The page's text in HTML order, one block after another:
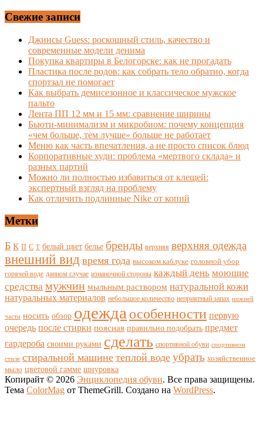
Свежие записи
Джинсы Guess: роскошный стиль, качество и
современные модели денима
Покупка квартиры в Белогорске: как не прогадать
Пластика после родов: как собрать тело обратно, когда
спортзал не помогает
Как выбрать демисезонное и классическое мужское
пальто
Лента ПП 12 мм и 15 мм: сравнение ширины
Бьюти-минимализм и микробиом: почему концепция
«чем больше, тем лучше» больше не работает
Меню как часть впечатления, а не просто список блюд
Корпоративные худи: проблема «мертвого склада» и
разных партий
Можно ли полностью избавиться от клещей:
экспертный взгляд на проблему
Как отличить подлинные Nike от копий
Метки
Б К П С Т белый цвет белье бренды верхняя верхняя одежда
внешний вид время года высоком каблуке головной убор
горячей воде данном случае изнаночной стороны каждый день моющие
средства мужчин мыльным раствором натуральной кожи
натуральных материалов небольшое количество неприятный запах нижней
части носить обзор одежда особенности первую
очередь после стирки поясная правильно подобрать предмет
гардероба своими руками сделать спортивной обуви спортивном
стиле стиральной машине теплой воде убрать хозяйственное
мыло цветовой гамме шнуровка
Копирайт © 2026 Энциклопедия обуви. Все права защищены.
Тема ColorMag от ThemeGrill. Создано на WordPress.